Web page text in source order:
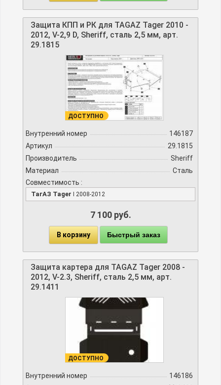
Защита КПП и РК для TAGAZ Tager 2010 -
2012, V-2,9 D, Sheriff, сталь 2,5 мм, арт.
29.1815
ДОСТУПНО
Внутренний номер
146187
Артикул
29.1815
Производитель
Sheriff
Материал
Сталь
Совместимость :
ТагАЗ Tager I 2008-2012
7 100 руб.
В корзину Быстрый заказ
Защита картера для TAGAZ Tager 2008 -
2012, V-2.3, Sheriff, сталь 2,5 мм, арт.
29.1411
ДОСТУПНО
Внутренний номер
146186